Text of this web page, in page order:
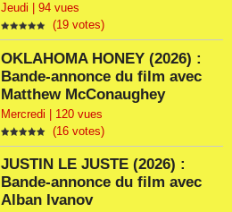
Jeudi | 94 vues
(19 votes)
OKLAHOMA HONEY (2026) :
Bande-annonce du film avec
Matthew McConaughey
Mercredi | 120 vues
(16 votes)
JUSTIN LE JUSTE (2026) :
Bande-annonce du film avec
Alban Ivanov